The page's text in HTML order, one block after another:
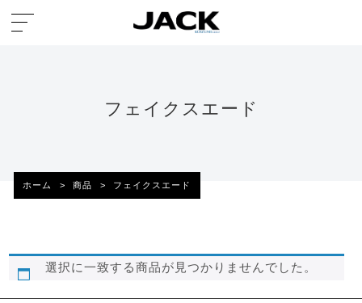
フェイクスエード
ホーム > 商品 > フェイクスエード
選択に一致する商品が見つかりませんでした。